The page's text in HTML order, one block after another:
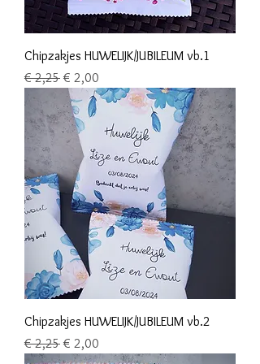
Chipzakjes HUWELIJK/JUBILEUM vb.1
Normale prijs
€ 2,25 Verkoopprijs
€ 2,00
Chipzakjes HUWELIJK/JUBILEUM vb.2
Normale prijs
€ 2,25 Verkoopprijs
€ 2,00